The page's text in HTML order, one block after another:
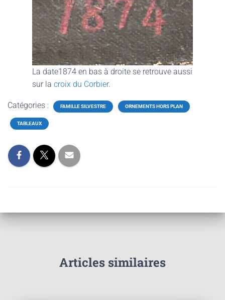
La date1874 en bas à droite se retrouve aussi
sur la croix du Corbier.
Catégories : FAMILLE SILVESTRE ORNEMENTS HORS PLAN
TABLEAUX
Articles similaires